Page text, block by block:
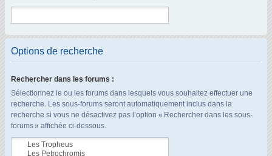
Options de recherche
Rechercher dans les forums :
Sélectionnez le ou les forums dans lesquels vous souhaitez effectuer une
recherche. Les sous-forums seront automatiquement inclus dans la
recherche si vous ne désactivez pas l’option « Rechercher dans les sous-
forums » affichée ci-dessous.